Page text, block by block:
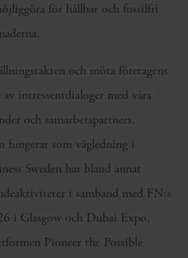
för hållbar och fossilfri
och möta företagens
intressentdialoger med våra
och samarbetspartners,
fungerar som vägledning i
Sweden har bland annat
i samband med FN:s
i Glasgow och Dubai Expo,
Pioneer the Possible